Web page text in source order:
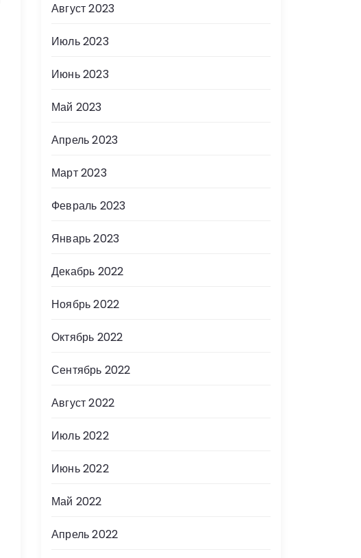
Август 2023
Июль 2023
Июнь 2023
Май 2023
Апрель 2023
Март 2023
Февраль 2023
Январь 2023
Декабрь 2022
Ноябрь 2022
Октябрь 2022
Сентябрь 2022
Август 2022
Июль 2022
Июнь 2022
Май 2022
Апрель 2022